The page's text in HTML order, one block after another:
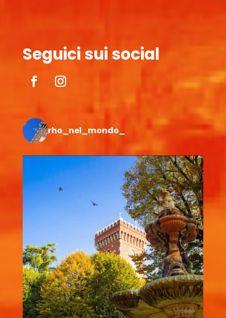
Seguici sui social
rho_nel_mondo_